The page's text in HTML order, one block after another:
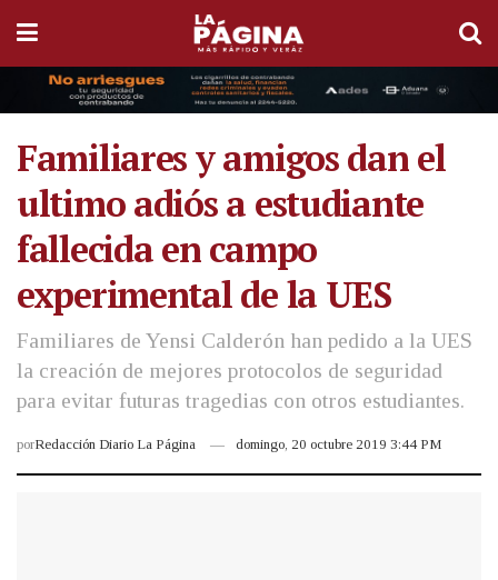
Familiares y amigos dan el
ultimo adiós a estudiante
fallecida en campo
experimental de la UES
Familiares de Yensi Calderón han pedido a la UES
la creación de mejores protocolos de seguridad
para evitar futuras tragedias con otros estudiantes.
porRedacción Diario La Página domingo, 20 octubre 2019 3:44 PM